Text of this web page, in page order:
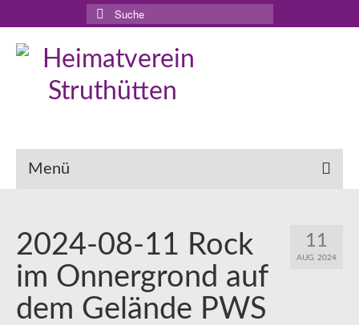
Suche
nach:
Menü
11
AUG. 2024
2024-08-11 Rock
im Onnergrond auf
dem Gelände PWS